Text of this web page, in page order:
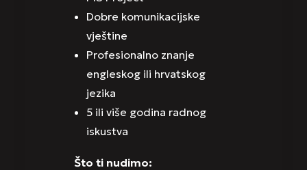
Dobre komunikacijske
vještine
Profesionalno znanje
engleskog ili hrvatskog
jezika
5 ili više godina radnog
iskustva
Što ti nudimo: